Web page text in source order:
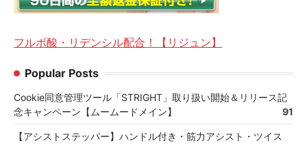
フルボ酸・リデンシル配合！【リジュン】
Popular Posts
Cookie同意管理ツール「STRIGHT」取り扱い開始＆リリース記
念キャンペーン【ムームードメイン】
91
【アシストステッパー】ハンドル付き・筋力アシスト・ツイス